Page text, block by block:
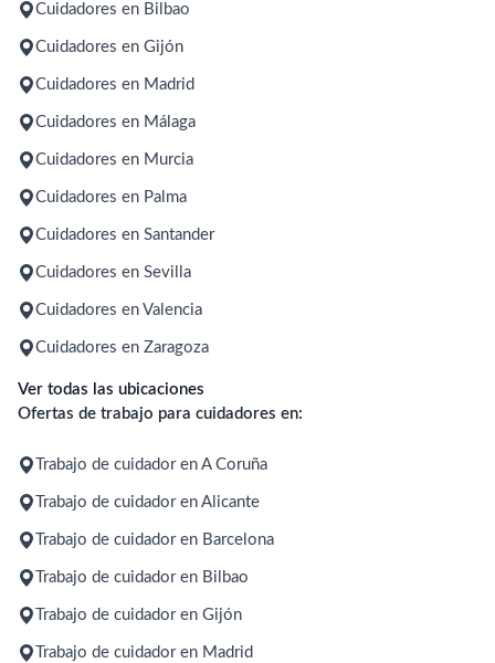
Cuidadores en Bilbao
Cuidadores en Gijón
Cuidadores en Madrid
Cuidadores en Málaga
Cuidadores en Murcia
Cuidadores en Palma
Cuidadores en Santander
Cuidadores en Sevilla
Cuidadores en Valencia
Cuidadores en Zaragoza
Ver todas las ubicaciones
Ofertas de trabajo para cuidadores en:
Trabajo de cuidador en A Coruña
Trabajo de cuidador en Alicante
Trabajo de cuidador en Barcelona
Trabajo de cuidador en Bilbao
Trabajo de cuidador en Gijón
Trabajo de cuidador en Madrid